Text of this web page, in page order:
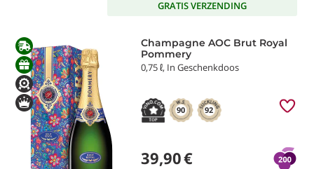
GRATIS VERZENDING
Champagne AOC Brut Royal
Pommery
0,75 ℓ, In Geschenkdoos
90 92
39,90€